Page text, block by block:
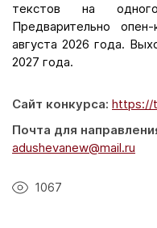
текстов на
Предварительно
августа 2026 года.
2027 года.
Сайт конкурса: https://
Почта для
adushevanew@mail.ru
1067